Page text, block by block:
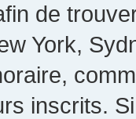
de
York,
inscrits.